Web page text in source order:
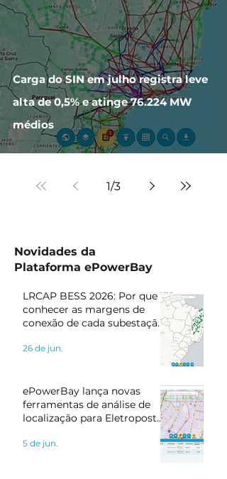
Carga do SIN em julho registra leve
alta de 0,5% e atinge 76.224 MW
médios
1/3
Novidades da
Plataforma ePowerBay
LRCAP BESS 2026: Por que
conhecer as margens de
conexão de cada subestação
seu projeto
26 de jun.
ePowerBay lança novas
ferramentas de análise de
localização para Eletropostos
5 de jun.